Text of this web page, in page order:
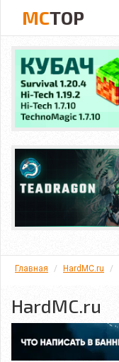
MCTOP
Главная HardMC.ru
HardMC.ru